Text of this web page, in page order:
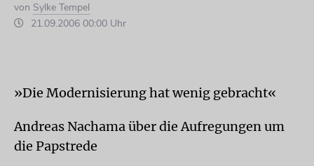
von Sylke Tempel
21.09.2006 00:00 Uhr
»Die Modernisierung hat wenig gebracht«
Andreas Nachama über die Aufregungen um
die Papstrede